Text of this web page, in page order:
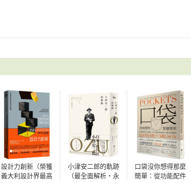
住，水管頓時無法出水。狐疑的園丁端詳水管口，這
《自動幻畫》片名公開上映的盧米埃兄弟電影中出現了
影片，當然同樣只有十七呎左右。
一名男子，他發現讀報男子的手帕沒有完全塞進口袋
後一副若無其事地在長椅的另一端落坐。隔了一會兒，
動了手腳而大吃一驚，不由得從椅子上猛然起身，長椅
子被翹起的長椅應聲打落，跌了下去……。
，倘若換個視角，也可以說盧米埃兄弟其實早已於無
著今日電影發展方向的道路邁出一小步了。
設計力創新（榮獲
義大利設計界最高
小津安二郎的軌跡
（最全面解析・永
口袋沒你想得那麼
簡單：從功能配件